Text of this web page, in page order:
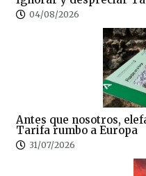
04/08/2026
Antes que nosotros,
Tarifa rumbo a Europa
31/07/2026